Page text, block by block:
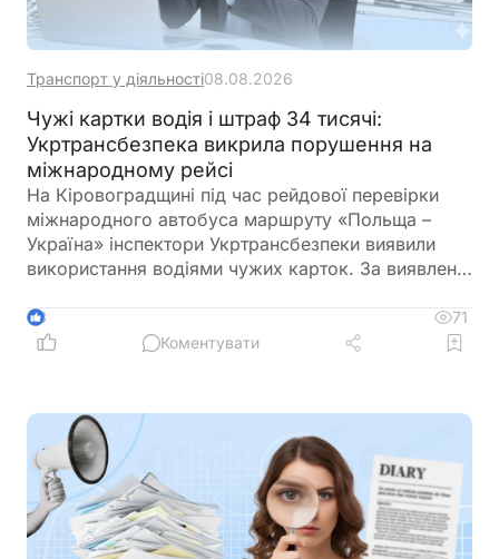
Транспорт у діяльності08.08.2026
Чужі картки водія і штраф 34 тисячі:
Укртрансбезпека викрила порушення на
міжнародному рейсі
На Кіровоградщині під час рейдової перевірки
міжнародного автобуса маршруту «Польща –
Україна» інспектори Укртрансбезпеки виявили
використання водіями чужих карток. За виявлене
34 тис. грн
3
71
Коментувати